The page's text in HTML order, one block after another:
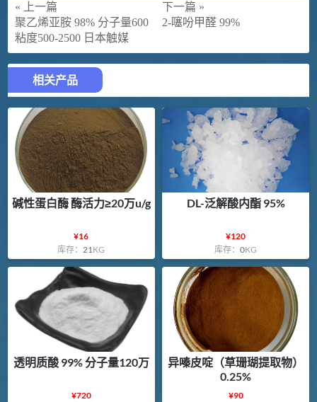
« 上一篇
聚乙烯亚胺 98% 分子量600
粘度500-2500 日本触媒
下一篇 »
2-噻吩甲醛 99%
相关产品
碱性蛋白酶 酶活力≥20万u/g
¥16
库存：21KG
DL-泛解酸内酯 95%
¥120
库存：0KG
透明质酸 99% 分子量120万
¥720
异嗪皮啶（草珊瑚提取物）
0.25%
¥90